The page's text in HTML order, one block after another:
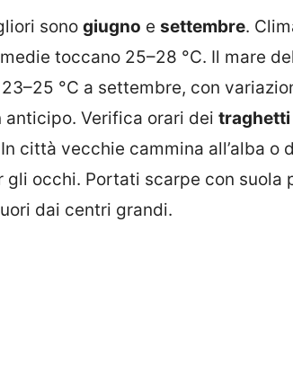
sono giugno e settembre.
toccano 25–28 °C. Il mare
°C a settembre, con
anticipo. Verifica orari dei traghetti
città vecchie cammina all’alba o
gli occhi. Portati scarpe con
dai centri grandi.